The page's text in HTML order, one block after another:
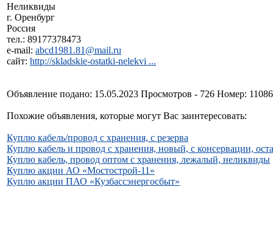
Неликвиды
г. Оренбург
Россия
тел.: 89177378473
e-mail: abcd1981.81@mail.ru
сайт: http://skladskie-ostatki-nelekvi ...
Объявление подано: 15.05.2023 Просмотров - 726 Номер:
Похожие объявления, которые могут Вас заинтересовать:
Куплю кабель/провод с хранения, с резерва
Куплю кабель и провод с хранения, новый, с консервации,
Куплю кабель, провод оптом с хранения, лежалый, неликвиды
Куплю акции АО «Мостострой-11»
Куплю акции ПАО «Кузбассэнергосбыт»